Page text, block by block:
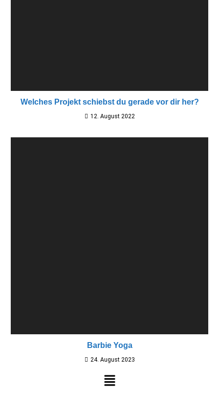
Welches Projekt schiebst du gerade vor dir her?
12. August 2022
Barbie Yoga
24. August 2023